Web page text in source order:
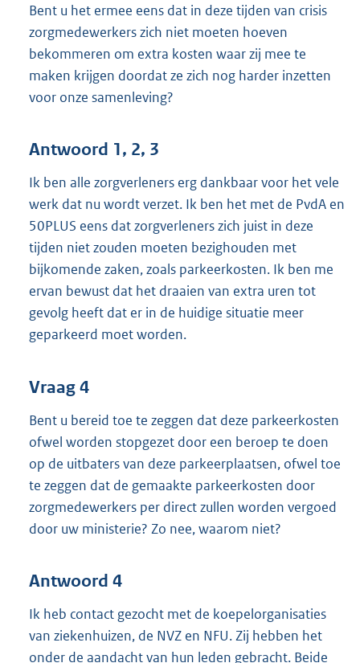
Bent u het ermee eens dat in deze tijden van crisis
zorgmedewerkers zich niet moeten hoeven
bekommeren om extra kosten waar zij mee te
maken krijgen doordat ze zich nog harder inzetten
voor onze samenleving?
Antwoord 1, 2, 3
Ik ben alle zorgverleners erg dankbaar voor het vele
werk dat nu wordt verzet. Ik ben het met de PvdA en
50PLUS eens dat zorgverleners zich juist in deze
tijden niet zouden moeten bezighouden met
bijkomende zaken, zoals parkeerkosten. Ik ben me
ervan bewust dat het draaien van extra uren tot
gevolg heeft dat er in de huidige situatie meer
geparkeerd moet worden.
Vraag 4
Bent u bereid toe te zeggen dat deze parkeerkosten
ofwel worden stopgezet door een beroep te doen
op de uitbaters van deze parkeerplaatsen, ofwel toe
te zeggen dat de gemaakte parkeerkosten door
zorgmedewerkers per direct zullen worden vergoed
door uw ministerie? Zo nee, waarom niet?
Antwoord 4
Ik heb contact gezocht met de koepelorganisaties
van ziekenhuizen, de NVZ en NFU. Zij hebben het
onder de aandacht van hun leden gebracht. Beide